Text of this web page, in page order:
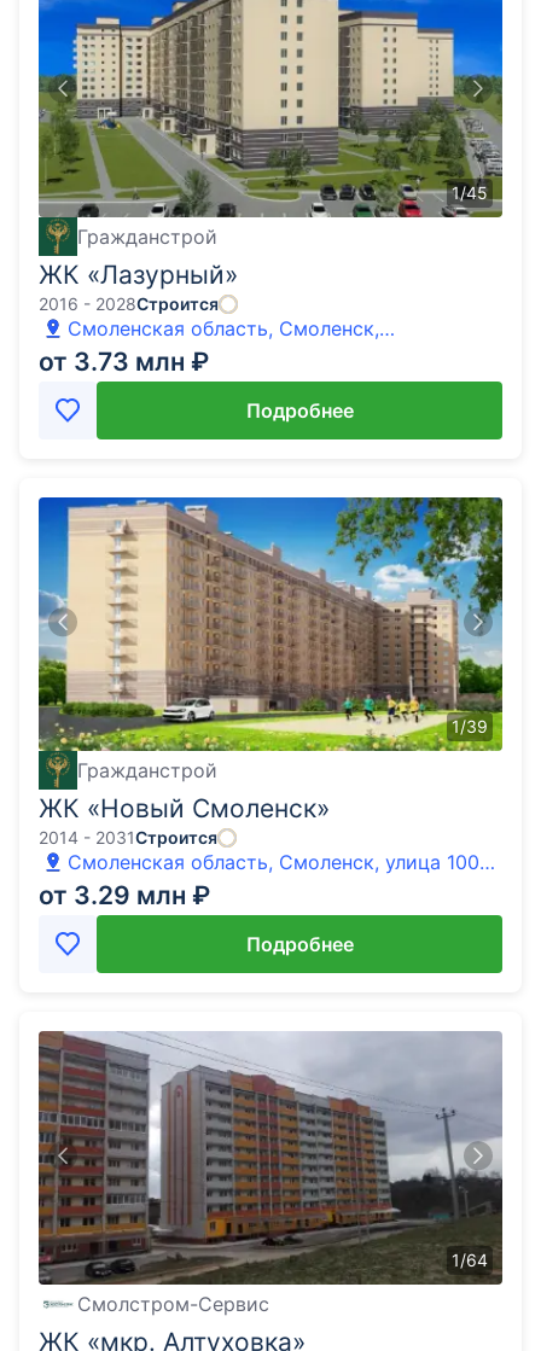
1/45
Гражданстрой
ЖК «Лазурный»
2016 - 2028Строится
Смоленская область, Смоленск,
Краснинское шоссе
от 3.73 млн ₽
Подробнее
1/39
Гражданстрой
ЖК «Новый Смоленск»
2014 - 2031Строится
Смоленская область, Смоленск, улица 100-
летия Комсомола, 1
от 3.29 млн ₽
Подробнее
1/64
Смолстром-Сервис
ЖК «мкр. Алтуховка»